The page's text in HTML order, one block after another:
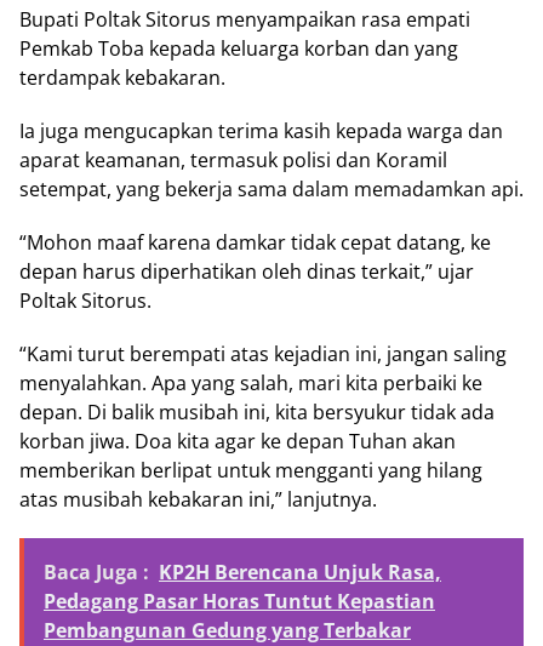
Bupati Poltak Sitorus menyampaikan rasa empati
Pemkab Toba kepada keluarga korban dan yang
terdampak kebakaran.
Ia juga mengucapkan terima kasih kepada warga dan
aparat keamanan, termasuk polisi dan Koramil
setempat, yang bekerja sama dalam memadamkan api.
“Mohon maaf karena damkar tidak cepat datang, ke
depan harus diperhatikan oleh dinas terkait,” ujar
Poltak Sitorus.
“Kami turut berempati atas kejadian ini, jangan saling
menyalahkan. Apa yang salah, mari kita perbaiki ke
depan. Di balik musibah ini, kita bersyukur tidak ada
korban jiwa. Doa kita agar ke depan Tuhan akan
memberikan berlipat untuk mengganti yang hilang
atas musibah kebakaran ini,” lanjutnya.
Baca Juga : KP2H Berencana Unjuk Rasa,
Pedagang Pasar Horas Tuntut Kepastian
Pembangunan Gedung yang Terbakar